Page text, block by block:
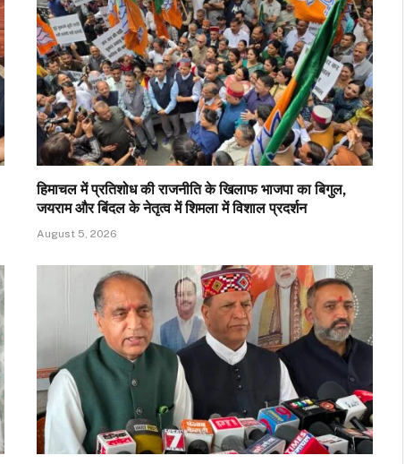
हिमाचल में प्रतिशोध की राजनीति के खिलाफ भाजपा का बिगुल,
जयराम और बिंदल के नेतृत्व में शिमला में विशाल प्रदर्शन
August 5, 2026